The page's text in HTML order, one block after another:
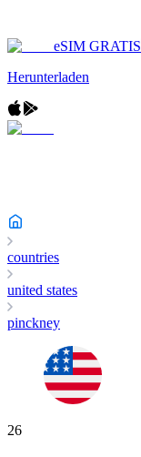
eSIM GRATIS
Herunterladen
countries
united states
pinckney
26